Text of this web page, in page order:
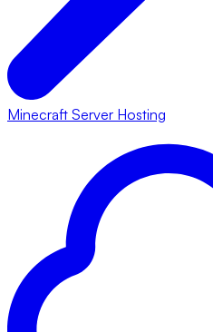
Minecraft Server Hosting